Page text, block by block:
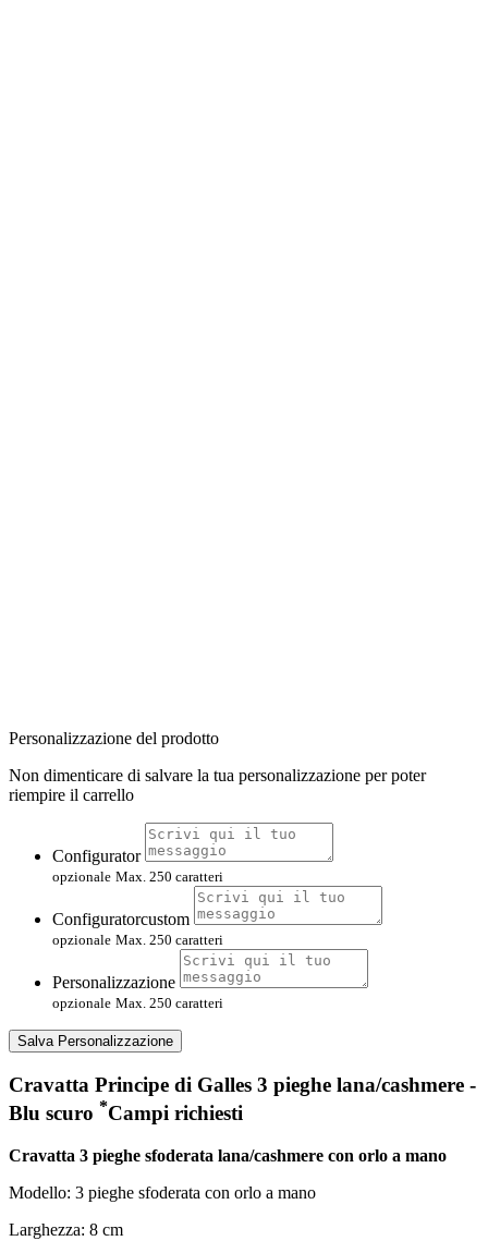
Personalizzazione del prodotto
Non dimenticare di salvare la tua personalizzazione per poter
riempire il carrello
Configurator
opzionale Max. 250 caratteri
Configuratorcustom
opzionale Max. 250 caratteri
Personalizzazione
opzionale Max. 250 caratteri
Salva Personalizzazione
Cravatta Principe di Galles 3 pieghe lana/cashmere -
Blu scuro *Campi richiesti
Cravatta 3 pieghe sfoderata lana/cashmere con orlo a mano
Modello: 3 pieghe sfoderata con orlo a mano
Larghezza: 8 cm